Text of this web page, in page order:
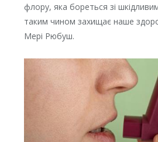
флору, яка бореться зі
таким чином захищає наше
Мері Рюбуш.